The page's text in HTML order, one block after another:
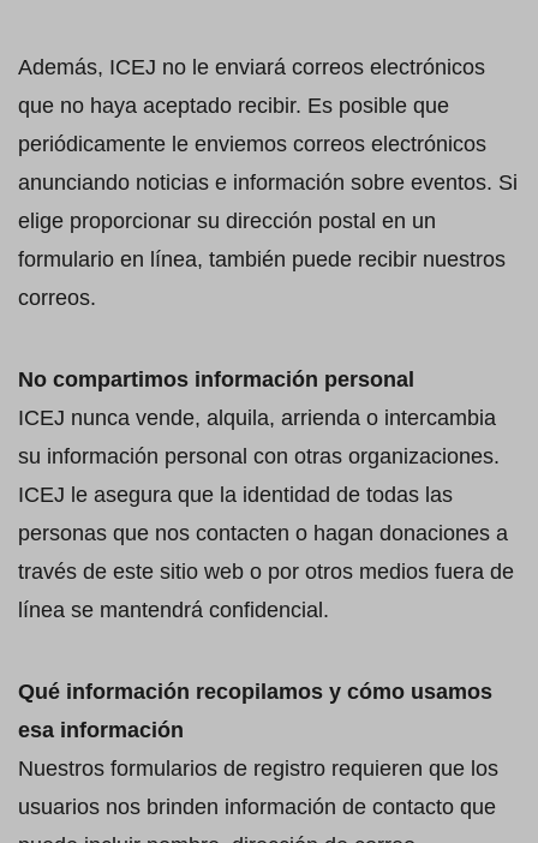
Además, ICEJ no le enviará correos electrónicos
que no haya aceptado recibir. Es posible que
periódicamente le enviemos correos electrónicos
anunciando noticias e información sobre eventos. Si
elige proporcionar su dirección postal en un
formulario en línea, también puede recibir nuestros
correos.
No compartimos información personal
ICEJ nunca vende, alquila, arrienda o intercambia
su información personal con otras organizaciones.
ICEJ le asegura que la identidad de todas las
personas que nos contacten o hagan donaciones a
través de este sitio web o por otros medios fuera de
línea se mantendrá confidencial.
Qué información recopilamos y cómo usamos
esa información
Nuestros formularios de registro requieren que los
usuarios nos brinden información de contacto que